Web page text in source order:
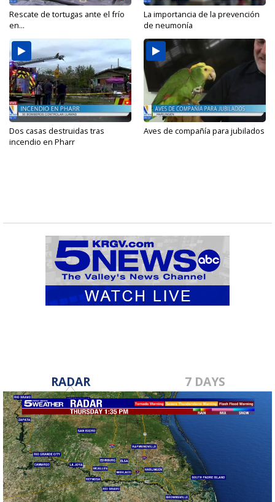
Rescate de tortugas ante el frío
en...
La importancia de la prevención
de neumonía
Dos casas destruidas tras
incendio en Pharr
Aves de compañía para jubilados
RADAR 7 DAYS